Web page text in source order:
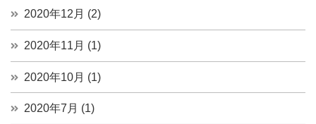
2020年12月 (2)
2020年11月 (1)
2020年10月 (1)
2020年7月 (1)